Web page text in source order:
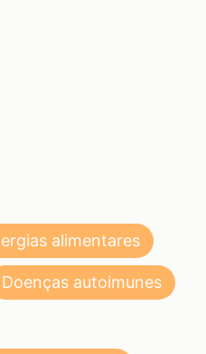
alimentares
Doenças autoimunes